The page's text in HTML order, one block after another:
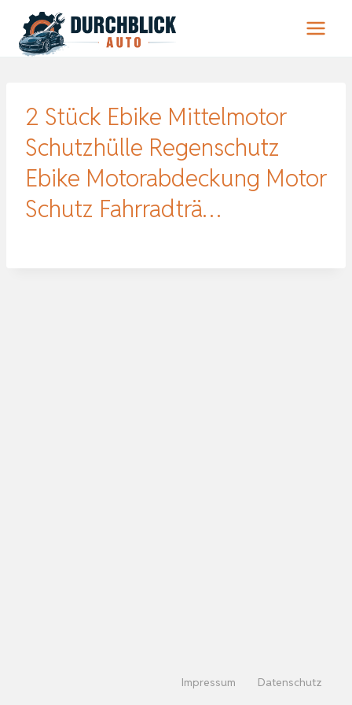
Inhalt
springen
2 Stück Ebike Mittelmotor
Schutzhülle Regenschutz
Ebike Motorabdeckung Motor
Schutz Fahrradträ…
Impressum Datenschutz